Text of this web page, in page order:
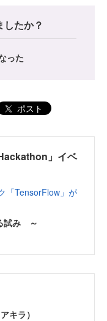
したか？
った
ポスト
」イベ
「TensorFlow」が
試み ～
キラ）